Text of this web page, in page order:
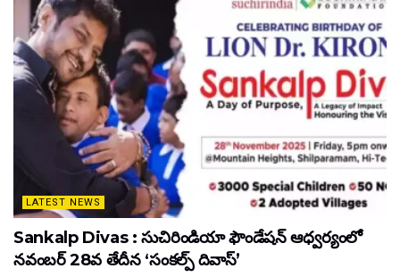
LATEST NEWS
Sankalp Divas : సుచిరిండియా ఫౌండేషన్ ఆధ్వర్యంలో
నవంబర్ 28వ తేదీన ‘సంకల్ప్ దివాస్’